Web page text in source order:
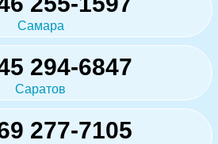
Самара
294-6847
Саратов
277-7105